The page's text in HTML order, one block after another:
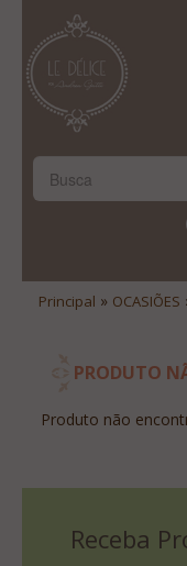
Principal » OCASIÕES
PRODUTO
Produto não
Receba